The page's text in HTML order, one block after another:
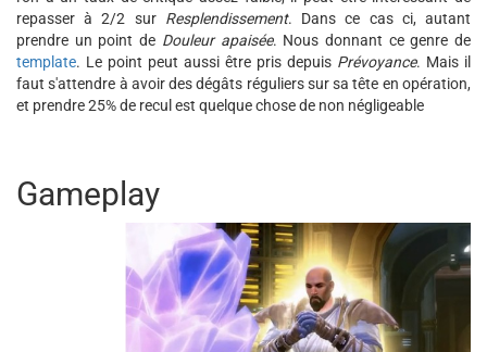
repasser à 2/2 sur Resplendissement. Dans ce cas ci, autant
prendre un point de Douleur apaisée. Nous donnant ce genre de
template. Le point peut aussi être pris depuis Prévoyance. Mais il
faut s'attendre à avoir des dégâts réguliers sur sa tête en opération,
et prendre 25% de recul est quelque chose de non négligeable
Gameplay